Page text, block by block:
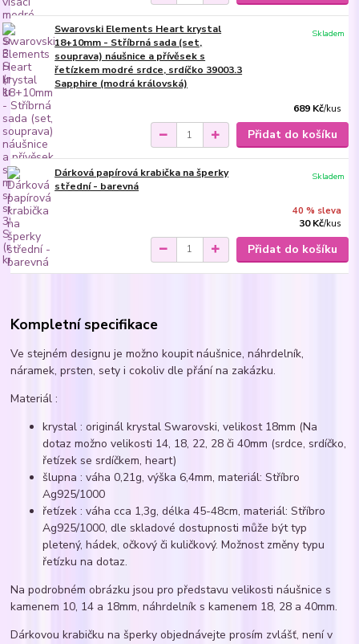
Swarovski Elements Heart krystal
18+10mm - Stříbrná sada (set,
souprava) náušnice a přívěsek s
řetízkem modré srdce, srdíčko 39003.3
Sapphire (modrá královská)
689 Kč/kus
Skladem
Přidat do košíku
Dárková papírová krabička na šperky
střední - barevná
40 % sleva
30 Kč/kus
Skladem
Přidat do košíku
Kompletní specifikace
Ve stejném designu je možno koupit náušnice, náhrdelník,
náramek, prsten, sety i cokoliv dle přání na zakázku.
Materiál :
krystal : originál krystal Swarovski, velikost 18mm (Na
dotaz možno velikosti 14, 18, 22, 28 či 40mm (srdce, srdíčko,
řetízek se srdíčkem, heart)
šlupna : váha 0,21g, výška 6,4mm, materiál: Stříbro
Ag925/1000
řetízek : váha cca 1,3g, délka 45-48cm, materiál: Stříbro
Ag925/1000, dle skladové dostupnosti může být typ
pletený, hádek, očkový či kuličkový. Možnost změny typu
řetízku na dotaz.
Na podrobném obrázku jsou pro představu velikosti náušnice s
kamenem 10, 14 a 18mm, náhrdelník s kamenem 18, 28 a 40mm.
Dárkovou krabičku na šperky objednávejte prosím zvlášť, není v